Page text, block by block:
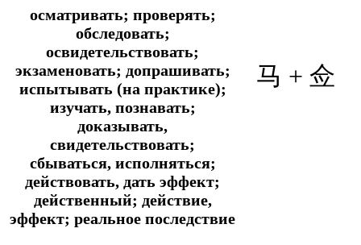
осматривать; проверять;
обследовать;
освидетельствовать;
экзаменовать; допрашивать;
испытывать (на практике);
изучать, познавать;
доказывать,
свидетельствовать;
сбываться, исполняться;
действовать, дать эффект;
действенный; действие,
эффект; реальное последствие
马 + 佥